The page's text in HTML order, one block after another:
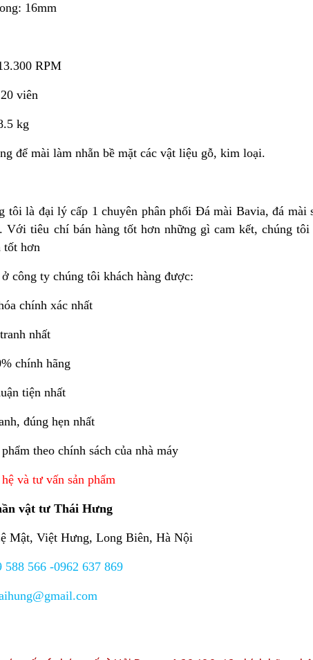
16mm
RPM
viên
kg
để mài làm nhẵn bề mặt các vật liệu gỗ, kim loại.
tôi là đại lý cấp 1 chuyên phân phối Đá mài Bavia, đá
tiêu chí bán hàng tốt hơn những gì cam kết, chúng tôi
tốt hơn
công ty chúng tôi khách hàng được:
chính xác nhất
nhất
chính hãng
tiện nhất
đúng hẹn nhất
theo chính sách của nhà máy
và tư vấn sản phẩm
vật tư Thái Hưng
Mật, Việt Hưng, Long Biên, Hà Nội
588 566 -0962 637 869